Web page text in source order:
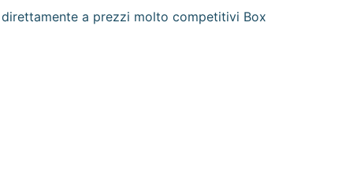
a prezzi molto competitivi Box